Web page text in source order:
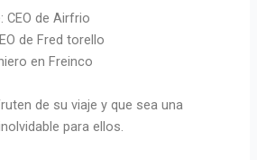
CEO de Airfrio
de Fred torello
en Freinco
de su viaje y que sea una
para ellos.